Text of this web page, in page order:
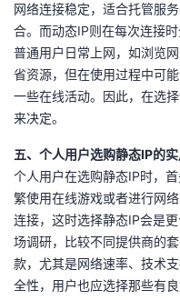
程
认
证
的
实
验
我
的
收
藏
支
持
声
建
议
网络连接稳定，适合托管服
合。而动态IP则在每次连接
普通用户日常上网，如浏览
省资源，但在使用过程中可
一些在线活动。因此，在选
来决定。
五、个人用户选购静态IP的
个人用户在选购静态IP时，
繁使用在线游戏或者进行网
连接，这时选择静态IP会是
场调研，比较不同提供商的
款，尤其是网络速率、技术
全性，用户也应选择那些有